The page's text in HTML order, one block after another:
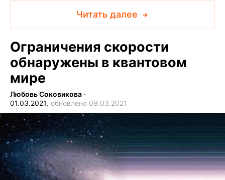
Читать далее
Ограничения скорости
обнаружены в квантовом
мире
Любовь Соковикова ∙
01.03.2021, обновлено 09.03.2021